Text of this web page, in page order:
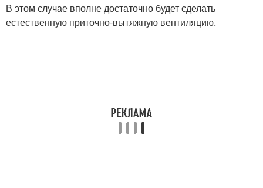
В этом случае вполне достаточно будет сделать
естественную приточно-вытяжную вентиляцию.